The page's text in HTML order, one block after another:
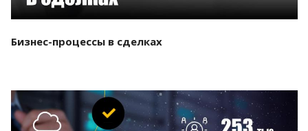
Бизнес-процессы в сделках